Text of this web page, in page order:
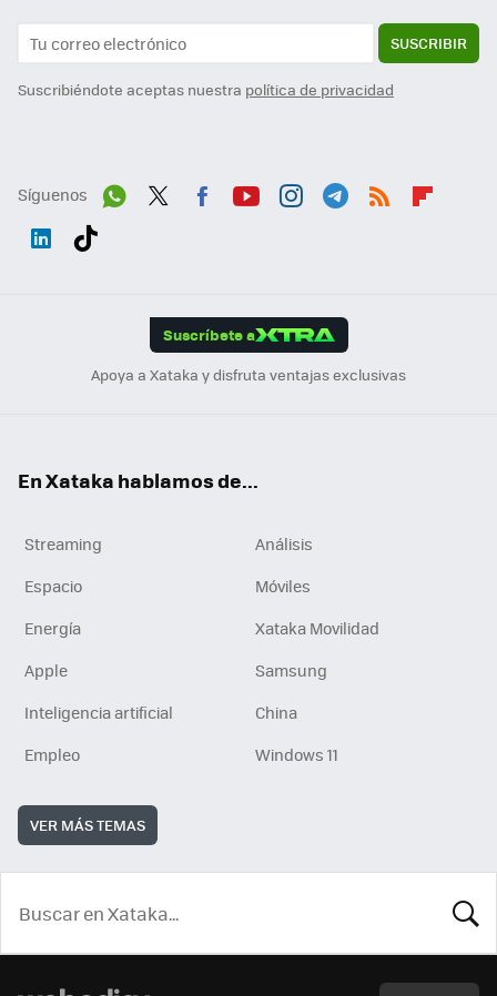
SUSCRIBIR
Suscribiéndote aceptas nuestra política de privacidad
Síguenos
Suscríbete a
Apoya a Xataka y disfruta ventajas exclusivas
En Xataka hablamos de...
Streaming
Análisis
Espacio
Móviles
Energía
Xataka Movilidad
Apple
Samsung
Inteligencia artificial
China
Empleo
Windows 11
VER MÁS TEMAS